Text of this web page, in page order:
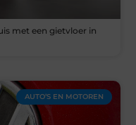
met een gietvloer in
AUTO’S EN MOTOREN